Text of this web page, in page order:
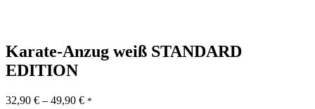
Karate-Anzug weiß STANDARD
EDITION
32,90 € – 49,90 € *